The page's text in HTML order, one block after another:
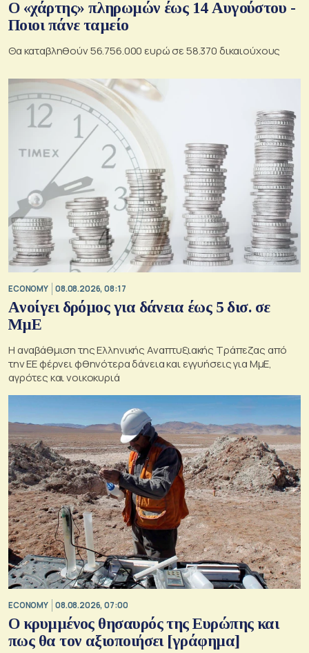
Ο «χάρτης» πληρωμών έως 14 Αυγούστου -
Ποιοι πάνε ταμείο
Θα καταβληθούν 56.756.000 ευρώ σε 58.370 δικαιούχους
ECONOMY 08.08.2026, 08:17
Aνοίγει δρόμος για δάνεια έως 5 δισ. σε
ΜμΕ
Η αναβάθμιση της Ελληνικής Αναπτυξιακής Τράπεζας από
την ΕΕ φέρνει φθηνότερα δάνεια και εγγυήσεις για ΜμΕ,
αγρότες και νοικοκυριά
ECONOMY 08.08.2026, 07:00
Ο κρυμμένος θησαυρός της Ευρώπης και
πως θα τον αξιοποιήσει [γράφημα]